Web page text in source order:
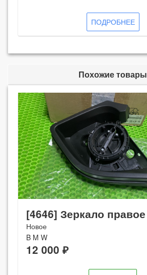
ПОДРОБНЕЕ
Похожие товары
[4646] Зеркало правое
Новое
B M W
12 000 ₽